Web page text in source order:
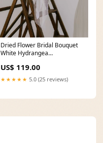
Dried Flower Bridal Bouquet
White Hydrangea
US$ 119.00
★★★★★ 5.0 (25 reviews)